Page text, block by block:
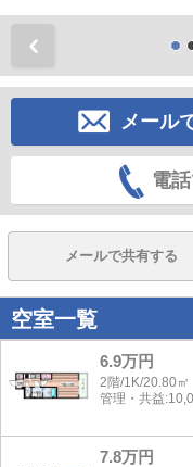
メール
電
メールで共有する
空室一覧
6.9万円
2階/1K/20.80㎡
管理・共益
7.8万円